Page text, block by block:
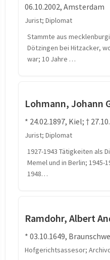
06.10.2002, Amsterdam
Jurist; Diplomat
Stammte aus
Dötzingen bei Hitzacker,
war; 10 Jahre …
Lohmann, Johann
* 24.02.1897, Kiel; †
Jurist; Diplomat
1927-1943 Tätigkeiten als
Memel und in Berlin; 1945-
1948…
Ramdohr, Albert
* 03.10.1649,
Hofgerichtsassesor;